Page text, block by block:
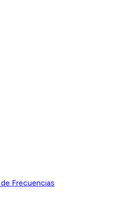
Frecuencias